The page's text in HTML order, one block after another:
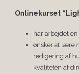
Onlinekurset
har arbejdet
ønsker at lære
redigering af
kvaliteten af